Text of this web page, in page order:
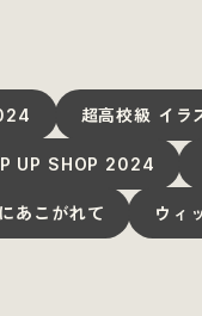
超高校級 イラ
UP SHOP 2024
あこがれて ウィ